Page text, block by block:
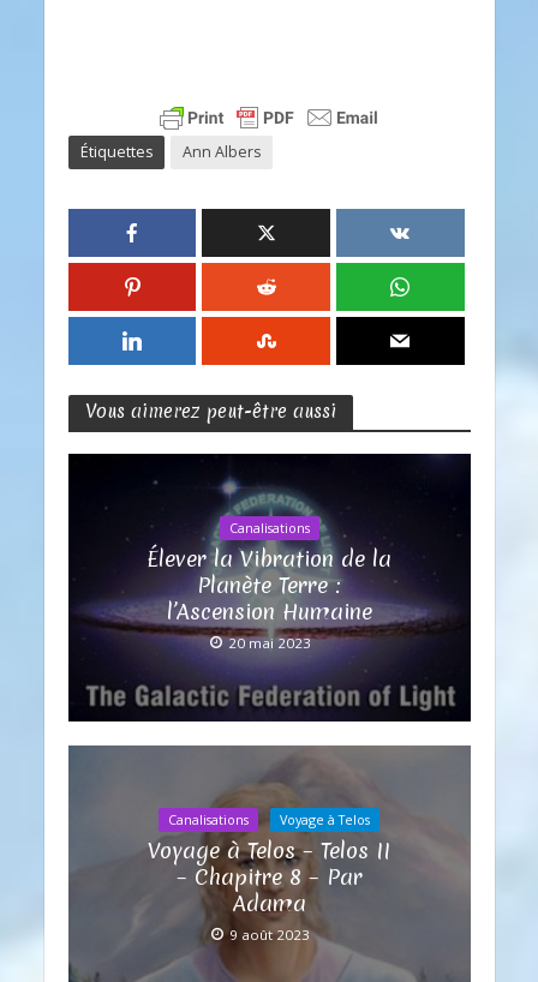
Étiquettes Ann Albers
Vous aimerez peut-être aussi
Canalisations
Élever la Vibration de la
Planète Terre :
l’Ascension Humaine
20 mai 2023
Canalisations Voyage à Telos
Voyage à Telos – Telos II
– Chapitre 8 – Par
Adama
9 août 2023